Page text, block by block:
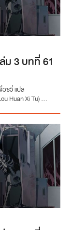
ม 3 บทที่ 61
อซวี่ แปล
Huan Xi Tu) ...